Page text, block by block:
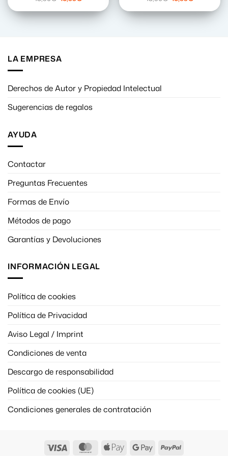
precio
original
era:
actual
es:
precio
original
era:
actual
es:
LA EMPRESA
Derechos de Autor y Propiedad Intelectual
Sugerencias de regalos
AYUDA
Contactar
Preguntas Frecuentes
Formas de Envío
Métodos de pago
Garantías y Devoluciones
INFORMACIÓN LEGAL
Política de cookies
Política de Privacidad
Aviso Legal / Imprint
Condiciones de venta
Descargo de responsabilidad
Política de cookies (UE)
Condiciones generales de contratación
Visa MasterCardApple
Google PayPal